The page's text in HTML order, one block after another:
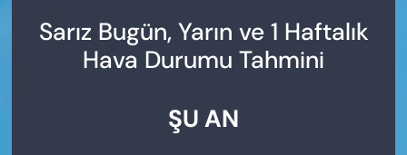
Sarız Bugün, Yarın ve 1 Haftalık
Hava Durumu Tahmini
ŞU AN
Puan Durumu ve Fikstür
Son Dakika Haberleri